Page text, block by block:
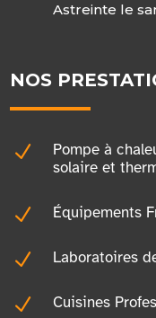
Astreinte le
NOS
N
Pompe à
solaire et
N Équipements
N Laboratoires
N Cuisines